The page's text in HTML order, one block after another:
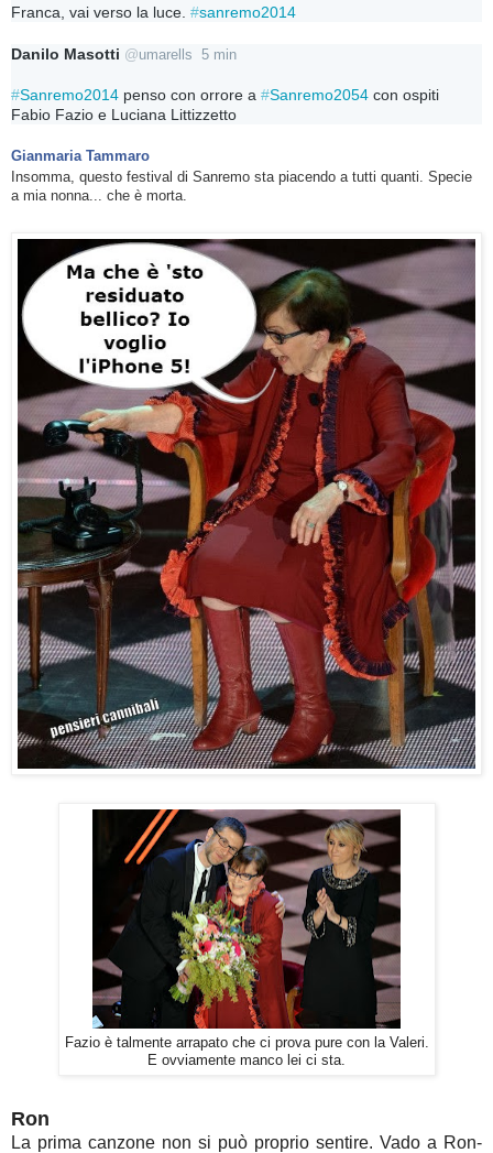
Franca, vai verso la luce. #sanremo2014
Danilo Masotti @umarells 5 min
#Sanremo2014 penso con orrore a #Sanremo2054 con ospiti
Fabio Fazio e Luciana Littizzetto
Gianmaria Tammaro
Insomma, questo festival di Sanremo sta piacendo a tutti quanti. Specie
a mia nonna... che è morta.
Fazio è talmente arrapato che ci prova pure con la Valeri.
E ovviamente manco lei ci sta.
Ron
La prima canzone non si può proprio sentire. Vado a Ron-